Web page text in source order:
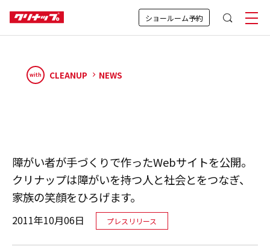
ショールーム予約
with CLEANUP NEWS
障がい者が手づくりで作ったWebサイトを公開。
クリナップは障がいを持つ人と社会とをつなぎ、
家族の笑顔をひろげます。
2011年10月06日 プレスリリース